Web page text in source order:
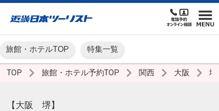
旅館・ホテルTOP 特集一覧
TOP 旅館・ホテル予約TOP 関西 大阪 堺
【大阪 堺】